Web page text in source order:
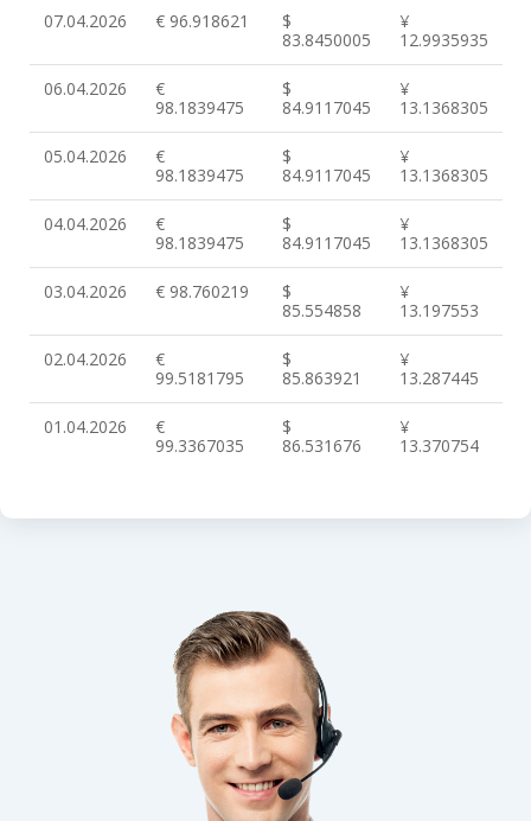
07.04.2026 € 96.918621
$
83.8450005
¥
12.9935935
06.04.2026
€
98.1839475
$
84.9117045
¥
13.1368305
05.04.2026
€
98.1839475
$
84.9117045
¥
13.1368305
04.04.2026
€
98.1839475
$
84.9117045
¥
13.1368305
03.04.2026 € 98.760219
$
85.554858
¥
13.197553
02.04.2026
€
99.5181795
$
85.863921
¥
13.287445
01.04.2026
€
99.3367035
$
86.531676
¥
13.370754